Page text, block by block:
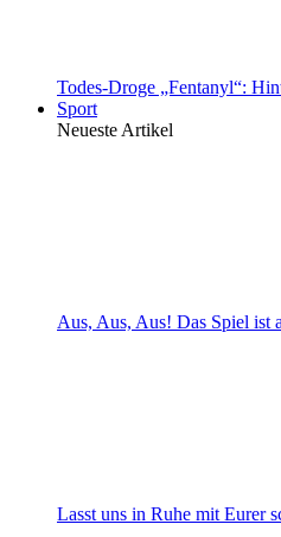
Todes-Droge „Fentanyl“:
Sport
Neueste Artikel
Aus, Aus, Aus! Das Spiel ist
Lasst uns in Ruhe mit Eurer